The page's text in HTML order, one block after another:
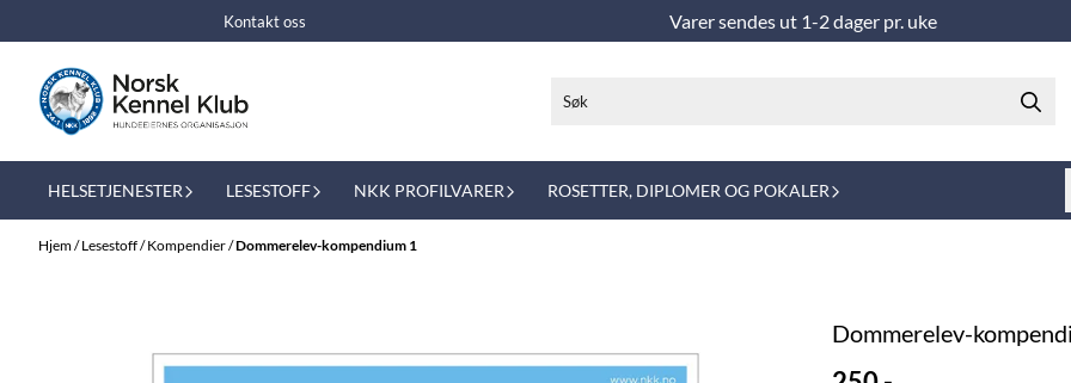
Kontakt oss Varer sendes ut 1-2 dager pr. uke
HELSETJENESTER LESESTOFF NKK PROFILVARER ROSETTER, DIPLOMER OG POKALER
Hjem/Lesestoff/Kompendier/Dommerelev-kompendium 1
Dommerelev-